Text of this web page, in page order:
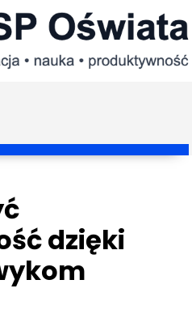
dzięki